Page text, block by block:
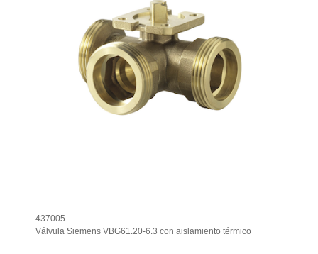
437005
Válvula Siemens VBG61.20-6.3 con aislamiento térmico